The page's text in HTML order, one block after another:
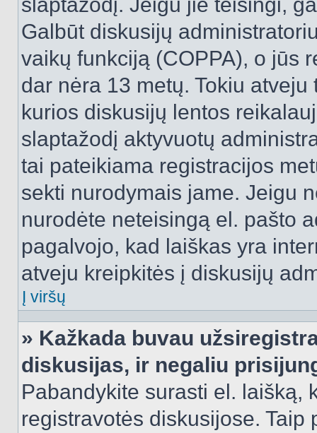
Galbūt diskusijų
vaikų funkciją (COPPA), o jūs
dar nėra 13 metų. Tokiu
kurios diskusijų lentos
slaptažodį aktyvuotų
tai pateikiama registracijos
sekti nurodymais jame. Jeigu
nurodėte neteisingą el. pašto
pagalvojo, kad laiškas yra
atveju kreipkitės į diskusijų
Į viršų
» Kažkada buvau
diskusijas, ir negaliu
Pabandykite surasti el. laišką,
registravotės diskusijose.